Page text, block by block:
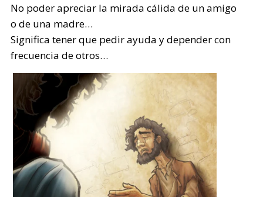
No poder apreciar la mirada cálida de un amigo
o de una madre…
Significa tener que pedir ayuda y depender con
frecuencia de otros…